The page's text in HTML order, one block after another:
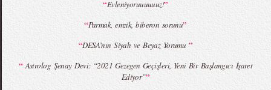
“Evleniyoruuuuuuz!”
“Parmak, emzik, biberon sorunu”
“DESA’nın Siyah ve Beyaz Yorumu ”
“Astrolog Şenay Devi: “2021 Gezegen Geçişleri, Yeni Bir Başlangıcı İşaret
Ediyor””